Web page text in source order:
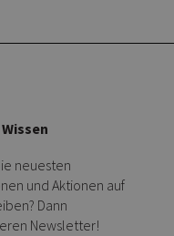
neuesten
und Aktionen auf
Dann
Newsletter!